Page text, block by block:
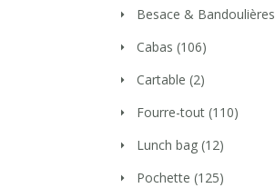
Besace & Bandoulières
Cabas (106)
Cartable (2)
Fourre-tout (110)
Lunch bag (12)
Pochette (125)